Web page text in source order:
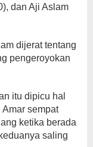
dan Aji Aslam
dijerat tentang
pengeroyokan
itu dipicu hal
sempat
ketika berada
saling